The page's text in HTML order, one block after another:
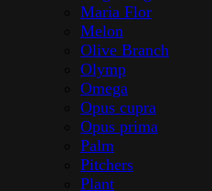
Maria Flor
Melon
Olive Branch
Olymp
Omega
Opus cupra
Opus prima
Palm
Pitchers
Plant